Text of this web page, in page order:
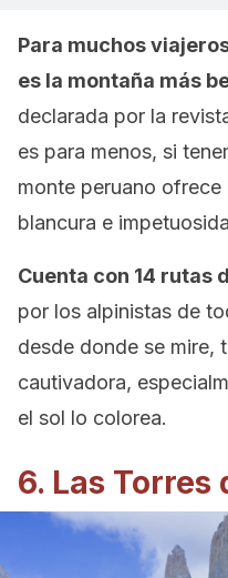
Para muchos
es la montaña más
declarada por la
es para menos, si
monte peruano
blancura e
Cuenta con 14 rutas
por los alpinistas de
desde donde se mire,
cautivadora,
el sol lo colorea.
6. Las Torres